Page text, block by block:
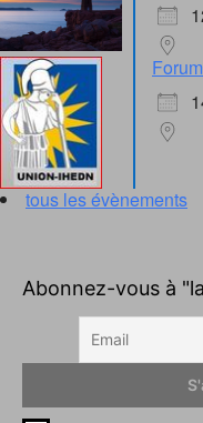
tous les évènements
Abonnez-vous à